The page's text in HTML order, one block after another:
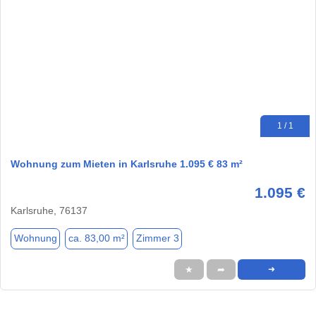
1 / 1
Wohnung zum Mieten in Karlsruhe 1.095 € 83 m²
1.095 €
Karlsruhe, 76137
Wohnung ca. 83,00 m² Zimmer 3
★ ➦ ➜